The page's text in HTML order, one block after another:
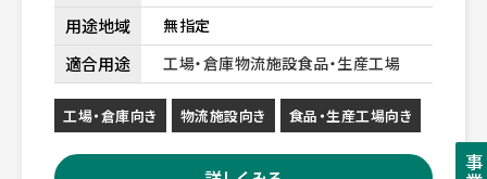
用途地域 無指定
適合用途 工場・倉庫物流施設食品・生産工場
工場・倉庫向き 物流施設向き 食品・生産工場向き